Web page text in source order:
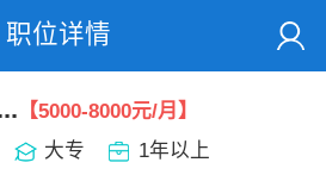
职位详情
【5000-8000元/月】
大专 1年以上